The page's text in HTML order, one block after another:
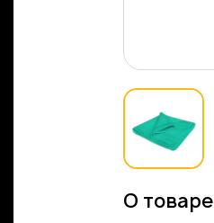
О товаре